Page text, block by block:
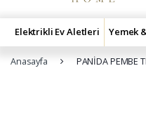
Elektrikli Ev Aletleri Yemek
Anasayfa PANİDA PEMBE